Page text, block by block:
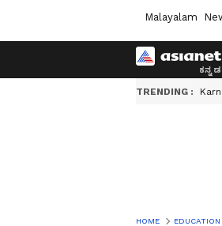
Malayalam
TRENDING :
HOME EDUCATION